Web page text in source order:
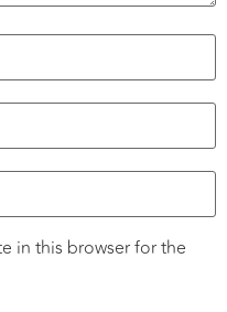
in this browser for the